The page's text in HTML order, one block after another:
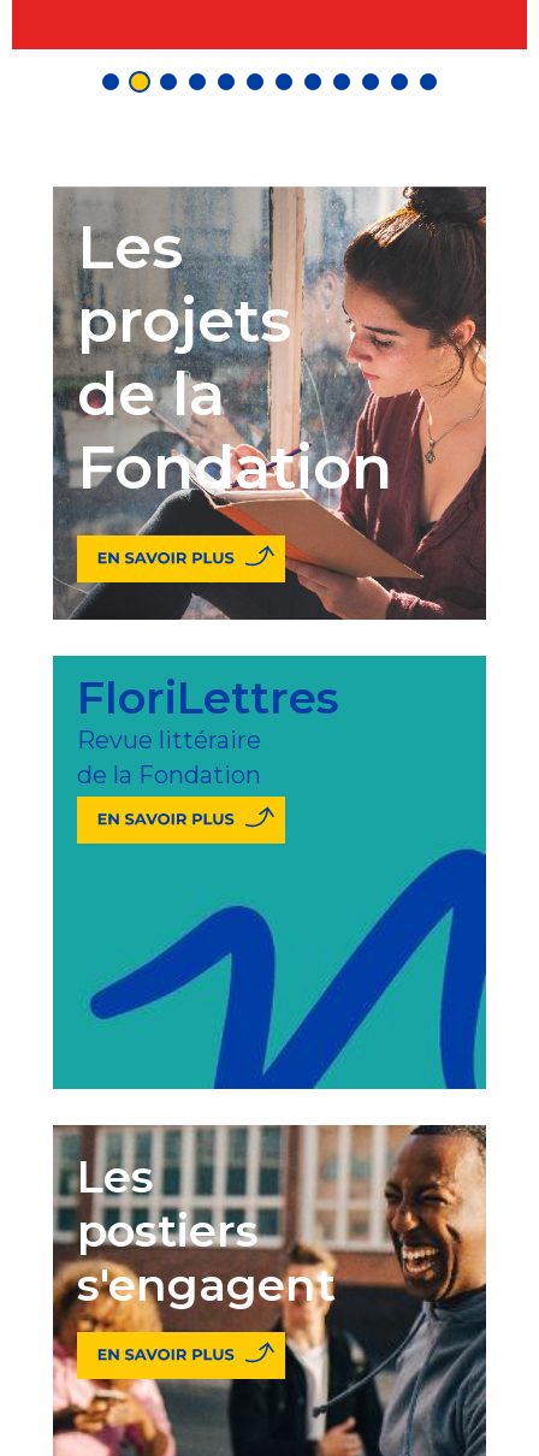
Les
projets
de la
Fondation
FloriLettres
Revue littéraire
de la Fondation
Les
postiers
s'engagent